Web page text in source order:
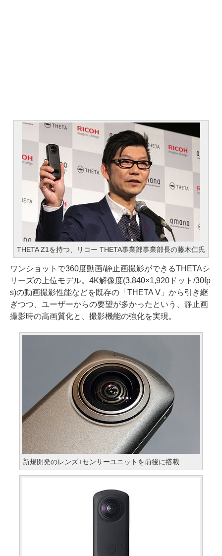
THETA Z1を持つ、リコー THETA事業部事業部長の藤木仁氏
ワンショットで360度動画/静止画撮影ができるTHETAシ
リーズの上位モデル。4K解像度(3,840×1,920ドット/30fp
s)の動画撮影性能などを既存の「THETA V」から引き継
ぎつつ、ユーザーからの要望が多かったという、静止画
撮影時の高画質化と、撮影機能の強化を実現。
新規開発のレンズ+センサーユニットを前後に搭載